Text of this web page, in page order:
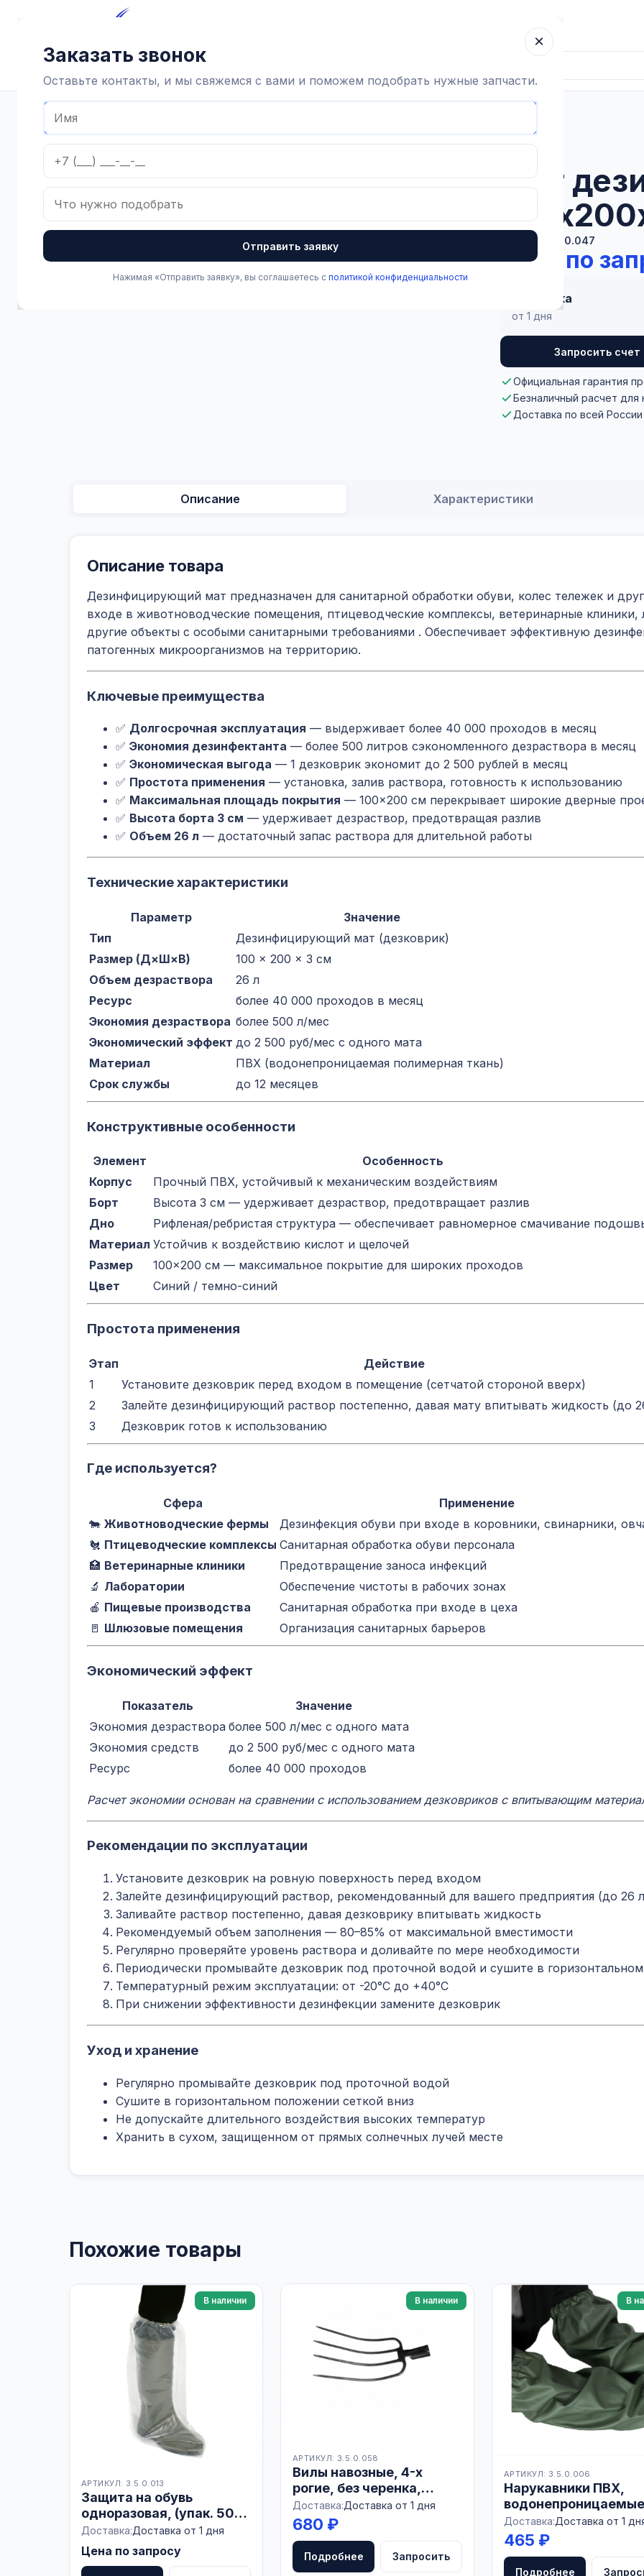
Контакты
Мат
Артикул: 3.5.0.047
Цена по
Доставка
от 1 дня
Запросить счет
Официальная гарантия
Безналичный расчет для
Доставка по всей России
Описание Характеристики
Описание товара
Дезинфицирующий мат предназначен для санитарной обработки обуви, колес тележек и
входе в животноводческие помещения, птицеводческие комплексы, ветеринарные
другие объекты с особыми санитарными требованиями . Обеспечивает эффективную
патогенных микроорганизмов на территорию.
Ключевые преимущества
✅ Долгосрочная эксплуатация — выдерживает более 40 000 проходов в месяц
✅ Экономия дезинфектанта — более 500 литров сэкономленного дезраствора в месяц
✅ Экономическая выгода — 1 дезковрик экономит до 2 500 рублей в месяц
✅ Простота применения — установка, залив раствора, готовность к использованию
✅ Максимальная площадь покрытия — 100×200 см перекрывает широкие дверные
✅ Высота борта 3 см — удерживает дезраствор, предотвращая разлив
✅ Объем 26 л — достаточный запас раствора для длительной работы
Технические характеристики
Параметр
Значение
Тип
Дезинфицирующий мат (дезковрик)
Размер (Д×Ш×В)
100 × 200 × 3 см
Объем дезраствора
26 л
Ресурс
более 40 000 проходов в месяц
Экономия дезраствора более 500 л/мес
Экономический эффект до 2 500 руб/мес с одного мата
Материал
ПВХ (водонепроницаемая полимерная ткань)
Срок службы
до 12 месяцев
Конструктивные особенности
Элемент
Особенность
Корпус
Прочный ПВХ, устойчивый к механическим воздействиям
Борт
Высота 3 см — удерживает дезраствор, предотвращает разлив
Дно
Рифленая/ребристая структура — обеспечивает равномерное смачивание
Материал Устойчив к воздействию кислот и щелочей
Размер
100×200 см — максимальное покрытие для широких проходов
Цвет
Синий / темно-синий
Простота применения
Этап
Действие
1
Установите дезковрик перед входом в помещение (сетчатой стороной вверх)
2
Залейте дезинфицирующий раствор постепенно, давая мату впитывать жидкость (до
3
Дезковрик готов к использованию
Где используется?
Сфера
Применение
🐄 Животноводческие фермы
Дезинфекция обуви при входе в коровники, свинарники,
🐔 Птицеводческие комплексы Санитарная обработка обуви персонала
🏥 Ветеринарные клиники
Предотвращение заноса инфекций
🔬 Лаборатории
Обеспечение чистоты в рабочих зонах
🍎 Пищевые производства
Санитарная обработка при входе в цеха
🚪 Шлюзовые помещения Организация санитарных барьеров
Экономический эффект
Показатель
Значение
Экономия дезраствора более 500 л/мес с одного мата
Экономия средств
до 2 500 руб/мес с одного мата
Ресурс
более 40 000 проходов
Расчет экономии основан на сравнении с использованием дезковриков с впитывающим
Рекомендации по эксплуатации
Установите дезковрик на ровную поверхность перед входом
Залейте дезинфицирующий раствор, рекомендованный для вашего предприятия (до 26
Заливайте раствор постепенно, давая дезковрику впитывать жидкость
Рекомендуемый объем заполнения — 80–85% от максимальной вместимости
Регулярно проверяйте уровень раствора и доливайте по мере необходимости
Периодически промывайте дезковрик под проточной водой и сушите в
Температурный режим эксплуатации: от -20°C до +40°C
При снижении эффективности дезинфекции замените дезковрик
Уход и хранение
Регулярно промывайте дезковрик под проточной водой
Сушите в горизонтальном положении сеткой вниз
Не допускайте длительного воздействия высоких температур
Хранить в сухом, защищенном от прямых солнечных лучей месте
Похожие товары
В наличии
АРТИКУЛ: 3.5.0.013
Защита на обувь
одноразовая, (упак. 50
пар), ГЕРМАНИЯ
Доставка:Доставка от 1 дня
Цена по запросу
В наличии
АРТИКУЛ: 3.5.0.058
Вилы навозные, 4-х
рогие, без черенка,
РОССИЯ
Доставка:Доставка от 1 дня
680 ₽
Подробнее Запросить
В
АРТИКУЛ: 3.5.0.006
Нарукавники ПВХ,
оливковый (упак.
Доставка:Доставка от 1
465 ₽
Подробнее
×
Заказать звонок
Оставьте контакты, и мы свяжемся с вами и поможем подобрать нужные запчасти.
Отправить заявку
Нажимая «Отправить заявку», вы соглашаетесь с политикой конфиденциальности